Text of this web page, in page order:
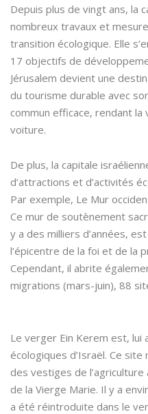
Depuis plus de vingt ans, la
nombreux travaux et
transition écologique. Elle
17 objectifs de
Jérusalem devient une
du tourisme durable avec
commun efficace, rendant
voiture.
De plus, la capitale
d’attractions et d’activités
Par exemple, Le Mur
Ce mur de soutènement
y a des milliers d’années,
l’épicentre de la foi et de la
Cependant, il abrite
migrations (mars-juin), 88
Le verger Ein Kerem est, lui
écologiques d’Israël. Ce
des vestiges de
de la Vierge Marie. Il y a
a été réintroduite dans le